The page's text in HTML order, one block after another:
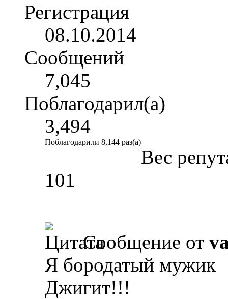
Регистрация
08.10.2014
Сообщений
7,045
Поблагодарил(а)
3,494
Поблагодарили 8,144 раз(а)
Вес
101
Сообщение от
Я бородатый мужик
Джигит!!!